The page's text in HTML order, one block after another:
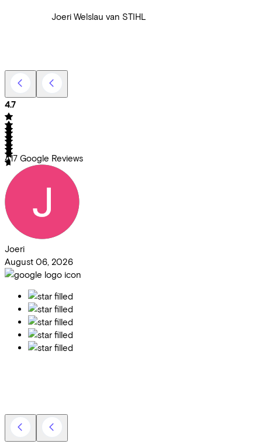
Joeri Welslau van STIHL
4.7
417 Google Reviews
Joeri
August 06, 2026